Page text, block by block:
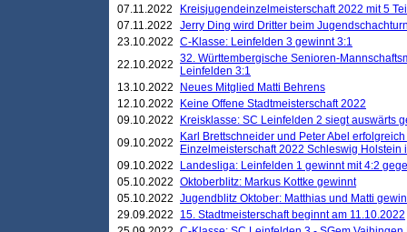
07.11.2022
Kreisjugendeinzelmeisterschaft 2022 mit 5
07.11.2022
Jerry Ding wird Dritter beim
23.10.2022 C-Klasse: Leinfelden 3 gewinnt 3:1
22.10.2022 32. Württembergische Senioren-
Leinfelden 3:1
13.10.2022
Neues Mitglied Matti Behrens
12.10.2022
Keine Offene Stadtmeisterschaft 2022
09.10.2022
Kreisklasse: SC Leinfelden 2 siegt auswärts
09.10.2022
Karl Brettschneider und Peter Abel
Einzelmeisterschaft 2022 Schleswig Holstein
09.10.2022
Landesliga: Leinfelden 1 gewinnt mit 4:2
05.10.2022 Oktoberblitz: Markus Kottke gewinnt
05.10.2022 Jugendblitz Oktober: Matthias und Matti
29.09.2022
15. Stadtmeisterschaft beginnt am 11.10.2022